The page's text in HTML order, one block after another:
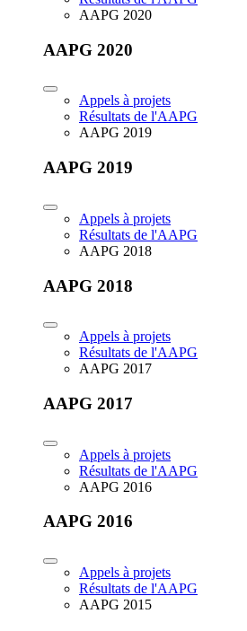
AAPG 2020
AAPG 2020
Appels à projets
Résultats de l'AAPG
AAPG 2019
AAPG 2019
Appels à projets
Résultats de l'AAPG
AAPG 2018
AAPG 2018
Appels à projets
Résultats de l'AAPG
AAPG 2017
AAPG 2017
Appels à projets
Résultats de l'AAPG
AAPG 2016
AAPG 2016
Appels à projets
Résultats de l'AAPG
AAPG 2015